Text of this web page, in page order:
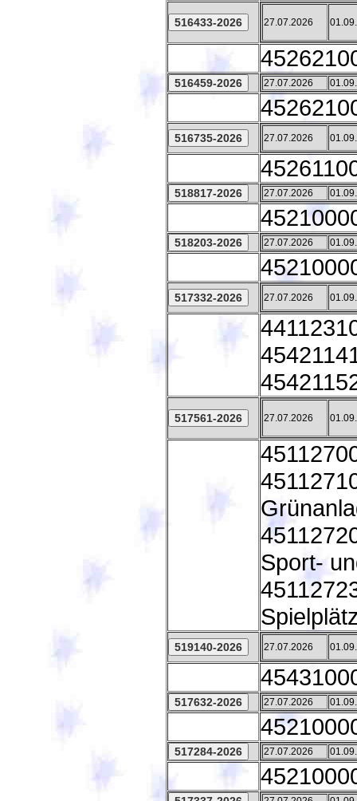
27.07.2026
27.07.2026
27.07.2026
27.07.2026
27.07.2026
27.07.2026
27.07.2026
Sport-
27.07.2026
27.07.2026
27.07.2026